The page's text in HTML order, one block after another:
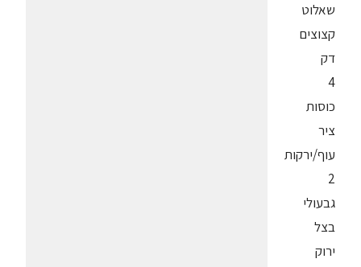
שאלוט
קצוצים
דק
4
כוסות
ציר
עוף/ירקות
2
גבעולי
בצל
ירוק